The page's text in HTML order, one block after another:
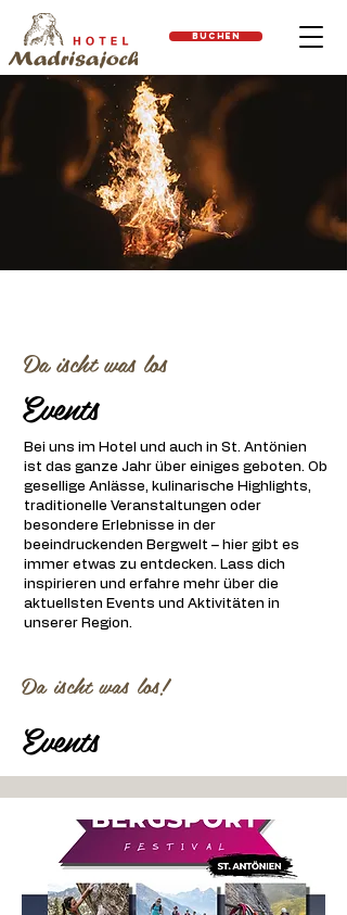
Buchen
Events
Da ischt was los
Bei uns im Hotel und auch in St. Antönien
ist das ganze Jahr über einiges geboten. Ob
gesellige Anlässe, kulinarische Highlights,
traditionelle Veranstaltungen oder
besondere Erlebnisse in der
beeindruckenden Bergwelt – hier gibt es
immer etwas zu entdecken. Lass dich
inspirieren und erfahre mehr über die
aktuellsten Events und Aktivitäten in
unserer Region.
Da ischt was los!
Events